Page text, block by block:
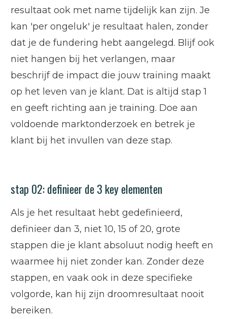
resultaat ook met name tijdelijk kan zijn. Je
kan 'per ongeluk' je resultaat halen, zonder
dat je de fundering hebt aangelegd. Blijf ook
niet hangen bij het verlangen, maar
beschrijf de impact die jouw training maakt
op het leven van je klant. Dat is altijd stap 1
en geeft richting aan je training. Doe aan
voldoende marktonderzoek en betrek je
klant bij het invullen van deze stap.
stap 02: definieer de 3 key elementen
Als je het resultaat hebt gedefinieerd,
definieer dan 3, niet 10, 15 of 20, grote
stappen die je klant absoluut nodig heeft en
waarmee hij niet zonder kan. Zonder deze
stappen, en vaak ook in deze specifieke
volgorde, kan hij zijn droomresultaat nooit
bereiken.